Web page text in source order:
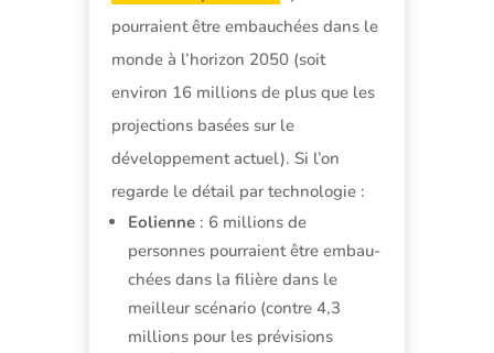
pourraient être embauchées dans le
monde à l’horizon 2050 (soit
environ 16 millions de plus que les
projections basées sur le
développement actuel). Si l’on
regarde le détail par technologie :
Eolienne: 6 millions de
personnes pourraient être embau-
chées dans la filière dans le
meilleur scénario (contre 4,3
millions pour les prévisions